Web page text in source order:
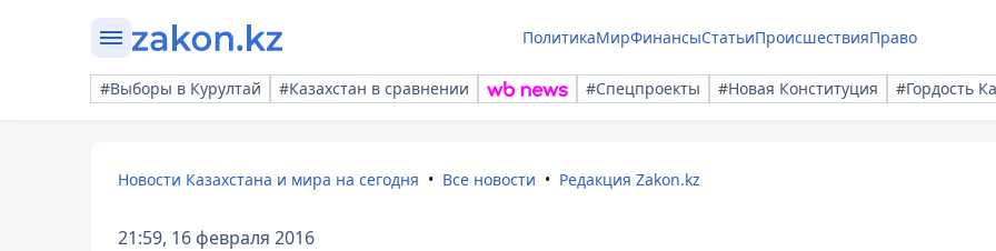
ПолитикаМирФинансыСтатьиПроисшествияПраво
#Выборы в Курултай #Казахстан в сравнении #Спецпроекты #Новая Конституция #Гордость
Новости Казахстана и мира на сегодня Все новости Редакция Zakon.kz
21:59, 16 февраля 2016